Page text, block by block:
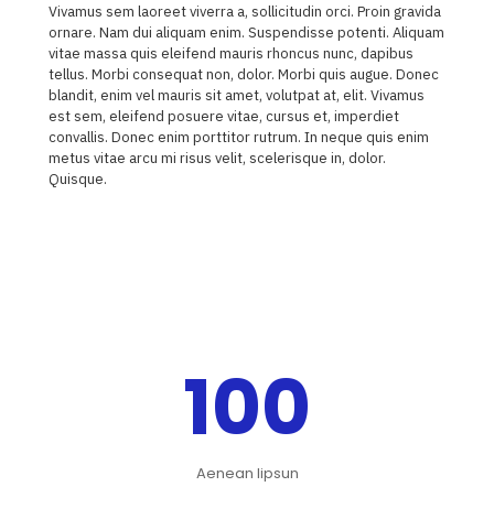
Vivamus sem laoreet viverra a, sollicitudin orci. Proin gravida
ornare. Nam dui aliquam enim. Suspendisse potenti. Aliquam
vitae massa quis eleifend mauris rhoncus nunc, dapibus
tellus. Morbi consequat non, dolor. Morbi quis augue. Donec
blandit, enim vel mauris sit amet, volutpat at, elit. Vivamus
est sem, eleifend posuere vitae, cursus et, imperdiet
convallis. Donec enim porttitor rutrum. In neque quis enim
metus vitae arcu mi risus velit, scelerisque in, dolor.
Quisque.
100
Aenean lipsun